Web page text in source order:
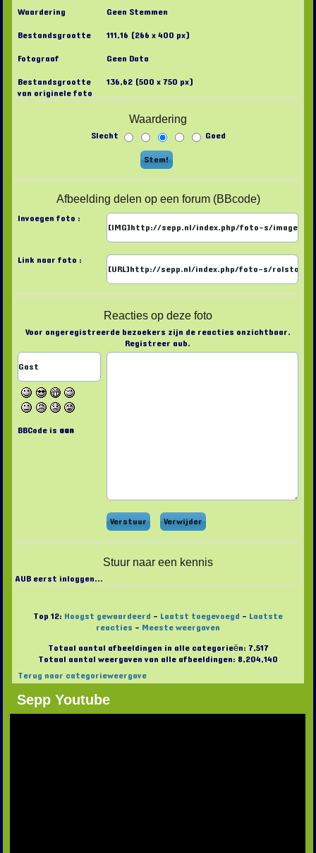
Waardering
Geen Stemmen
Bestandsgrootte
111,16 (266 x 400 px)
Fotograaf
Geen Data
Bestandsgrootte
van originele foto
136,62 (500 x 750 px)
Waardering
Slecht Goed
Afbeelding delen op een forum (BBcode)
Invoegen foto :
Link naar foto :
Reacties op deze foto
Voor ongeregistreerde bezoekers zijn de reacties onzichtbaar.
Registreer aub.
BBCode is aan
Stuur naar een kennis
AUB eerst inloggen...
Top 12: Hoogst gewaardeerd - Laatst toegevoegd - Laatste
reacties - Meeste weergaven
Totaal aantal afbeeldingen in alle categorieën: 7,517
Totaal aantal weergaven van alle afbeeldingen: 8,204,140
Terug naar categorieweergave
Sepp Youtube